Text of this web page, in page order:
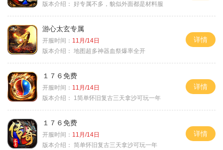
版本介绍： 好专属不多，貌似外面都是材料服
游心太玄专属
开服时间： 11月/14日
版本介绍： 地图超多神器血祭爆率全开
详情
１７６免费
开服时间： 11月/14日
版本介绍：
1简单怀旧复古三天拿沙可玩一年
详情
１７６免费
开服时间： 11月/14日
版本介绍： 简单怀旧复古三天拿沙可玩一年
详情